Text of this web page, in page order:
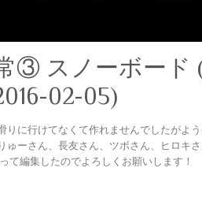
③ スノーボード
02-05)
りに行けてなくて作れませんでしたがよ
ゅーさん、長友さん、ツボさん、ヒロキ
て編集したのでよろしくお願いします！